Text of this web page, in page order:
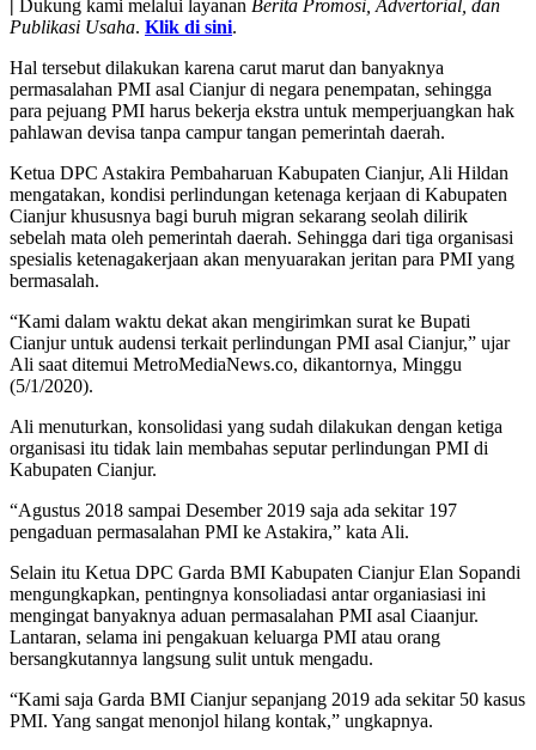
Dukung kami melalui layanan Berita Promosi, Advertorial, dan
Publikasi Usaha. Klik di sini.
Hal tersebut dilakukan karena carut marut dan banyaknya
permasalahan PMI asal Cianjur di negara penempatan, sehingga
para pejuang PMI harus bekerja ekstra untuk memperjuangkan hak
pahlawan devisa tanpa campur tangan pemerintah daerah.
Ketua DPC Astakira Pembaharuan Kabupaten Cianjur, Ali Hildan
mengatakan, kondisi perlindungan ketenaga kerjaan di Kabupaten
Cianjur khususnya bagi buruh migran sekarang seolah dilirik
sebelah mata oleh pemerintah daerah. Sehingga dari tiga organisasi
spesialis ketenagakerjaan akan menyuarakan jeritan para PMI yang
bermasalah.
“Kami dalam waktu dekat akan mengirimkan surat ke Bupati
Cianjur untuk audensi terkait perlindungan PMI asal Cianjur,” ujar
Ali saat ditemui MetroMediaNews.co, dikantornya, Minggu
(5/1/2020).
Ali menuturkan, konsolidasi yang sudah dilakukan dengan ketiga
organisasi itu tidak lain membahas seputar perlindungan PMI di
Kabupaten Cianjur.
“Agustus 2018 sampai Desember 2019 saja ada sekitar 197
pengaduan permasalahan PMI ke Astakira,” kata Ali.
Selain itu Ketua DPC Garda BMI Kabupaten Cianjur Elan Sopandi
mengungkapkan, pentingnya konsoliadasi antar organiasiasi ini
mengingat banyaknya aduan permasalahan PMI asal Ciaanjur.
Lantaran, selama ini pengakuan keluarga PMI atau orang
bersangkutannya langsung sulit untuk mengadu.
“Kami saja Garda BMI Cianjur sepanjang 2019 ada sekitar 50 kasus
PMI. Yang sangat menonjol hilang kontak,” ungkapnya.